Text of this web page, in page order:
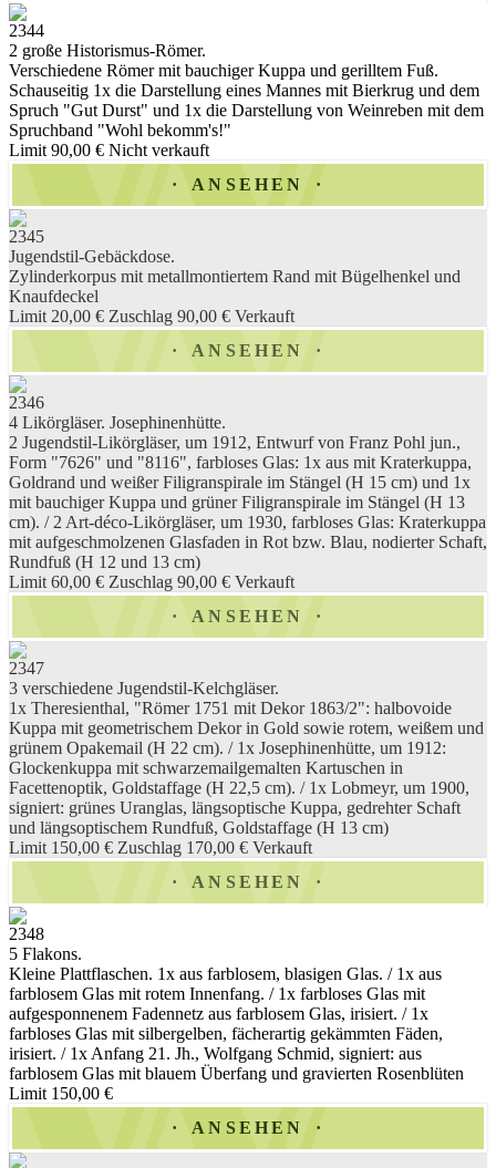
2344
2 große Historismus-Römer.
Verschiedene Römer mit bauchiger Kuppa und gerilltem Fuß.
Schauseitig 1x die Darstellung eines Mannes mit Bierkrug und dem
Spruch "Gut Durst" und 1x die Darstellung von Weinreben mit dem
Spruchband "Wohl bekomm's!"
Limit 90,00 € Nicht verkauft
ANSEHEN
2345
Jugendstil-Gebäckdose.
Zylinderkorpus mit metallmontiertem Rand mit Bügelhenkel und
Knaufdeckel
Limit 20,00 € Zuschlag 90,00 € Verkauft
ANSEHEN
2346
4 Likörgläser. Josephinenhütte.
2 Jugendstil-Likörgläser, um 1912, Entwurf von Franz Pohl jun.,
Form "7626" und "8116", farbloses Glas: 1x aus mit Kraterkuppa,
Goldrand und weißer Filigranspirale im Stängel (H 15 cm) und 1x
mit bauchiger Kuppa und grüner Filigranspirale im Stängel (H 13
cm). / 2 Art-déco-Likörgläser, um 1930, farbloses Glas: Kraterkuppa
mit aufgeschmolzenen Glasfaden in Rot bzw. Blau, nodierter Schaft,
Rundfuß (H 12 und 13 cm)
Limit 60,00 € Zuschlag 90,00 € Verkauft
ANSEHEN
2347
3 verschiedene Jugendstil-Kelchgläser.
1x Theresienthal, "Römer 1751 mit Dekor 1863/2": halbovoide
Kuppa mit geometrischem Dekor in Gold sowie rotem, weißem und
grünem Opakemail (H 22 cm). / 1x Josephinenhütte, um 1912:
Glockenkuppa mit schwarzemailgemalten Kartuschen in
Facettenoptik, Goldstaffage (H 22,5 cm). / 1x Lobmeyr, um 1900,
signiert: grünes Uranglas, längsoptische Kuppa, gedrehter Schaft
und längsoptischem Rundfuß, Goldstaffage (H 13 cm)
Limit 150,00 € Zuschlag 170,00 € Verkauft
ANSEHEN
2348
5 Flakons.
Kleine Plattflaschen. 1x aus farblosem, blasigen Glas. / 1x aus
farblosem Glas mit rotem Innenfang. / 1x farbloses Glas mit
aufgesponnenem Fadennetz aus farblosem Glas, irisiert. / 1x
farbloses Glas mit silbergelben, fächerartig gekämmten Fäden,
irisiert. / 1x Anfang 21. Jh., Wolfgang Schmid, signiert: aus
farblosem Glas mit blauem Überfang und gravierten Rosenblüten
Limit 150,00 €
ANSEHEN